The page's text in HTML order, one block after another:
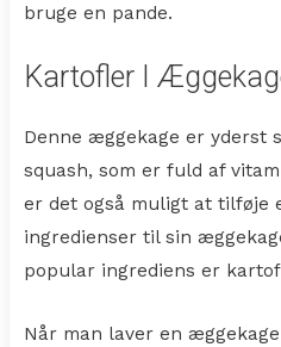
bruge en pande.
Kartofler I
Denne æggekage er yderst
squash, som er fuld af
er det også muligt at tilføje
ingredienser til sin
popular ingrediens er
Når man laver en